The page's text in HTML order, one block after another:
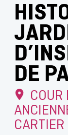
DE
COUR
CARTIER